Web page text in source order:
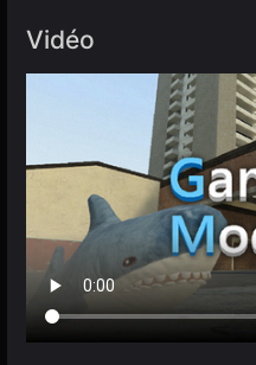
Vidéo